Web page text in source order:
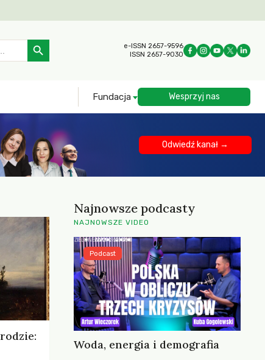
Search Button
e-ISSN 2657-9596
ISSN 2657-9030
Fundacja Wesprzyj nas
Odwiedź kanał →
Najnowsze podcasty
NAJNOWSZE VIDEO
Woda, energia i demografia
Podcast